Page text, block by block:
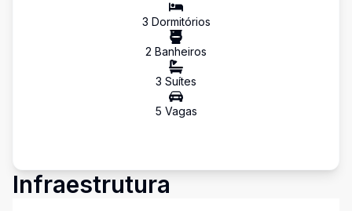
3 Dormitórios
2 Banheiros
3 Suítes
5 Vagas
Infraestrutura